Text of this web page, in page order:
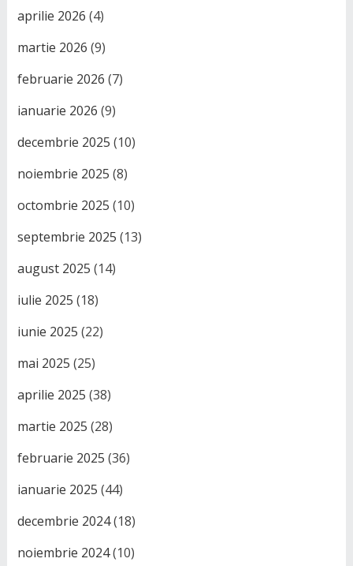
aprilie 2026 (4)
martie 2026 (9)
februarie 2026 (7)
ianuarie 2026 (9)
decembrie 2025 (10)
noiembrie 2025 (8)
octombrie 2025 (10)
septembrie 2025 (13)
august 2025 (14)
iulie 2025 (18)
iunie 2025 (22)
mai 2025 (25)
aprilie 2025 (38)
martie 2025 (28)
februarie 2025 (36)
ianuarie 2025 (44)
decembrie 2024(18)
noiembrie 2024(10)